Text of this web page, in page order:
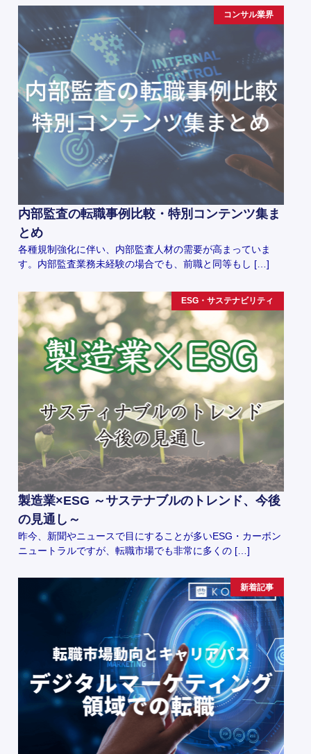
コンサル業界
内部監査の転職事例比較・特別コンテンツ集ま
とめ
各種規制強化に伴い、内部監査人材の需要が高まっていま
す。内部監査業務未経験の場合でも、前職と同等もし […]
ESG・サステナビリティ
製造業×ESG ～サステナブルのトレンド、今後
の見通し～
昨今、新聞やニュースで目にすることが多いESG・カーボン
ニュートラルですが、転職市場でも非常に多くの […]
新着記事